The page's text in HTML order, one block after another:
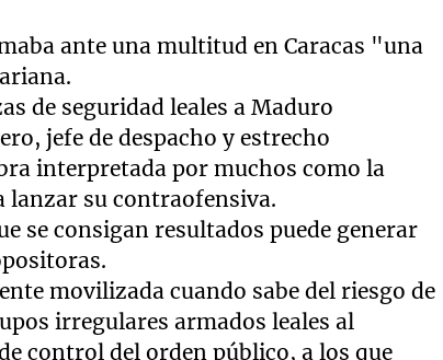
ante una multitud en Caracas "una
de seguridad leales a Maduro
jefe de despacho y estrecho
interpretada por muchos como la
lanzar su contraofensiva.
se consigan resultados puede generar
movilizada cuando sabe del riesgo de
irregulares armados leales al
control del orden público, a los que